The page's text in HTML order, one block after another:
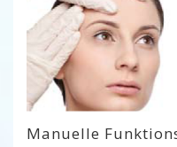
Manuelle